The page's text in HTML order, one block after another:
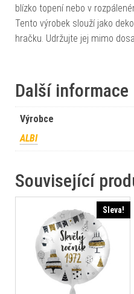
blízko topení nebo v
Tento výrobek slouží jako
hračku. Udržujte jej mimo
Další informace
Výrobce
ALBI
Související
Sleva!